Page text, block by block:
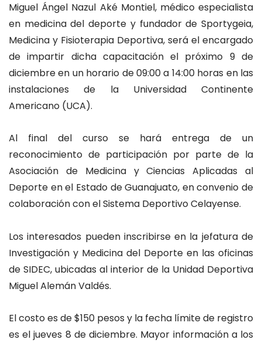
Miguel Ángel Nazul Aké Montiel, médico especialista
en medicina del deporte y fundador de Sportygeia,
Medicina y Fisioterapia Deportiva, será el encargado
de impartir dicha capacitación el próximo 9 de
diciembre en un horario de 09:00 a 14:00 horas en las
instalaciones de la Universidad Continente
Americano (UCA).
Al final del curso se hará entrega de un
reconocimiento de participación por parte de la
Asociación de Medicina y Ciencias Aplicadas al
Deporte en el Estado de Guanajuato, en convenio de
colaboración con el Sistema Deportivo Celayense.
Los interesados pueden inscribirse en la jefatura de
Investigación y Medicina del Deporte en las oficinas
de SIDEC, ubicadas al interior de la Unidad Deportiva
Miguel Alemán Valdés.
El costo es de $150 pesos y la fecha límite de registro
es el jueves 8 de diciembre. Mayor información a los